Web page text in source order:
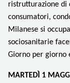
ristrutturazione di
consumatori,
Milanese si
sociosanitarie
Giorno per giorno
MARTEDÌ 1